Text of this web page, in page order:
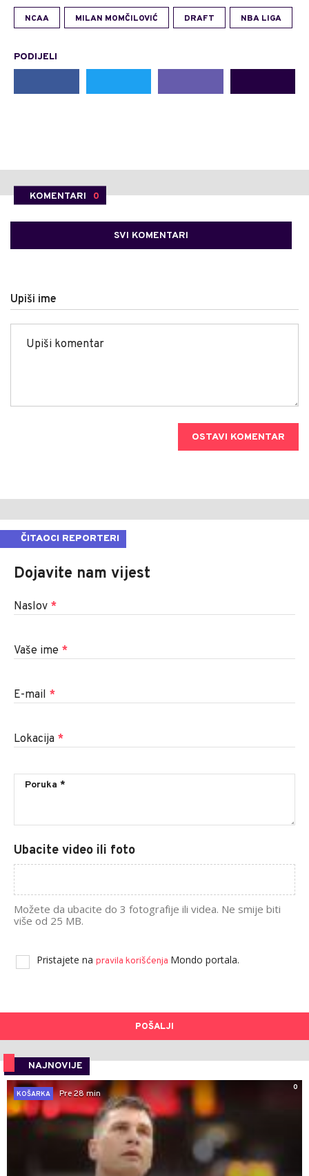
NCAA MILAN MOMČILOVIĆ DRAFT NBA LIGA
PODIJELI
KOMENTARI 0
SVI KOMENTARI
Upiši ime
OSTAVI KOMENTAR
ČITAOCI REPORTERI
Dojavite nam vijest
Naslov *
Vaše ime *
E-mail *
Lokacija *
Ubacite video ili foto
Možete da ubacite do 3 fotografije ili videa. Ne smije biti
više od 25 MB.
Pristajete na pravila korišćenja Mondo portala.
POŠALJI
NAJNOVIJE
0
KOŠARKA
Pre 28 min